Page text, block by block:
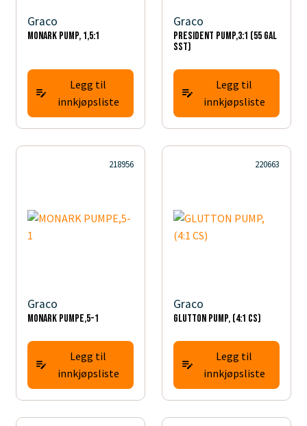
Graco
MONARK PUMP, 1,5:1
Legg til
innkjøpsliste
Graco
PRESIDENT PUMP,3:1 (55 GAL
SST)
Legg til
innkjøpsliste
218956
Graco
MONARK PUMPE,5-1
Legg til
innkjøpsliste
220663
Graco
GLUTTON PUMP, (4:1 CS)
Legg til
innkjøpsliste